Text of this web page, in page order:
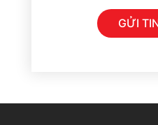
GỬI